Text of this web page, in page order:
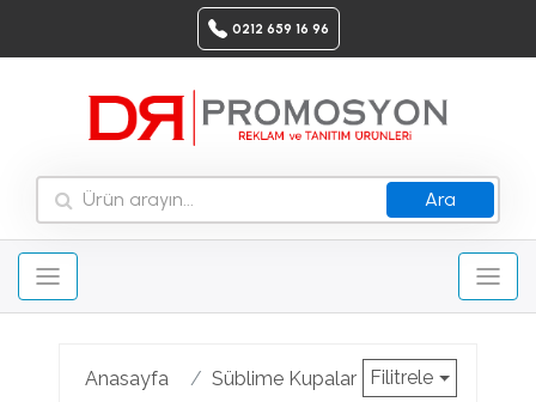
0212 659 16 96
Ara
Anasayfa Süblime Kupalar Filitrele